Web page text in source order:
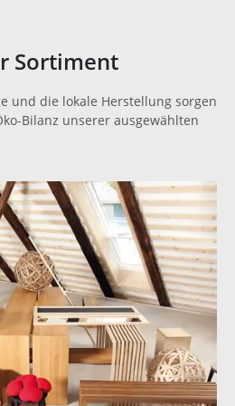
Sortiment
und die lokale Herstellung sorgen
Bilanz unserer ausgewählten